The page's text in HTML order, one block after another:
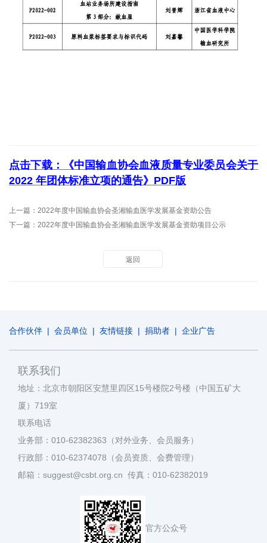
点击下载：《中国输血协会血液质量专业委员会关于
2022 年团体标准立项的通告》PDF版
上一篇： 2022年度中国输血协会圣湘输血医学发展基金资助公告
下一篇： 2022年度中国输血协会圣湘输血医学发展基金资助项目公示
返回
合作伙伴 | 会员单位 | 友情链接 | 捐助者 | 企业广告
联系我们
地址：北京市朝阳区安慧里四区15号楼院2号楼（中国五矿大
厦）719室
联系电话
业务部：010-62382363（对外业务、会员服务）
行政部：010-62374078（会员资质、会费管理）
邮箱：suggest@csbt.org.cn 传真：010-62382019
官方公众号